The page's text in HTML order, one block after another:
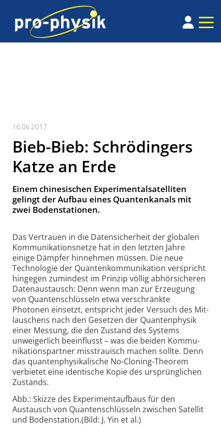
16.06.2017
Bieb-Bieb: Schrödingers
Katze an Erde
Einem chinesischen Experimental­satelliten
gelingt der Aufbau eines Quanten­kanals mit
zwei Boden­stationen.
Das Vertrauen in die Daten­sicherheit der globalen
Kommu­nikations­netze hat in den letzten Jahre
einige Dämpfer hinnehmen müssen. Die neue
Techno­logie der Quanten­kommunikation verspricht
hingegen zumindest im Prinzip völlig abhör­sicheren
Daten­austausch: Denn wenn man zur Erzeugung
von Quanten­schlüsseln etwa verschränkte
Photonen einsetzt, entspricht jeder Versuch des Mit­
lauschens nach den Gesetzen der Quanten­physik
einer Messung, die den Zustand des Systems
unweiger­lich beeinflusst – was die beiden Kommu­
nikations­­partner misstrauisch machen sollte. Denn
das quanten­physikalische No-Cloning-Theorem
verbietet eine identische Kopie des ursprüng­lichen
Zustands.
Abb.: Skizze des Experimentaufbaus für den
Austausch von Quantenschlüsseln zwischen Satellit
und Bodenstation.(Bild: J. Yin et al.)